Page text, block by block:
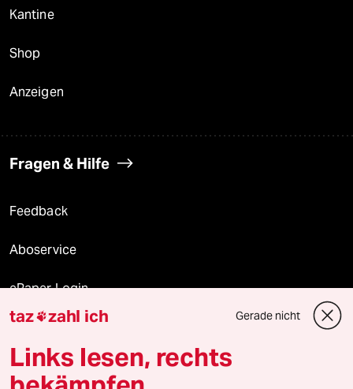
Kantine
Shop
Anzeigen
Fragen & Hilfe
Feedback
Aboservice
ePaper Login
Downloads für Abonnierende
taz zahl ich Gerade nicht
Links lesen, rechts